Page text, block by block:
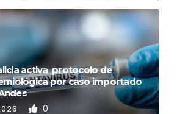
activa protocolo de
por caso importado
0